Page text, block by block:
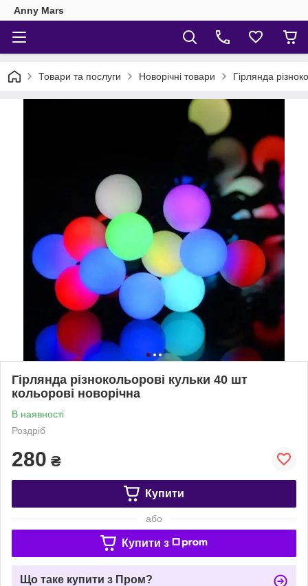
Anny Mars
Товари та послуги Новорічні товари Гірлянда
Гірлянда різнокольорові кульки 40 шт
кольорові новорічна
В наявності
Роздріб
280 ₴
Купити
або
Купити з
Що таке купити з Пром?